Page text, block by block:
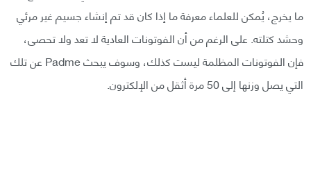
ما يخرج، يُمكن للعلماء معرفة ما إذا كان قد تم إنشاء جسيم غير مرئي
وحشد كتلته. على الرغم من أن الفوتونات العادية لا تعد ولا تحصى،
فإن الفوتونات المظلمة ليست كذلك، وسوف يبحث Padme عن تلك
التي يصل وزنها إلى 50 مرة أثقل من الإلكترون.